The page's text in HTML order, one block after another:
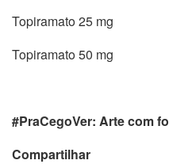
Topiramato 25 mg
Topiramato 50 mg
#PraCegoVer: Arte com
Compartilhar